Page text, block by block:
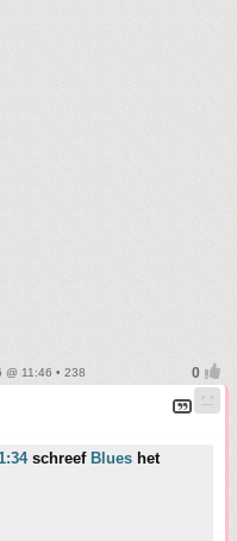
@ 11:46 • 238
schreef Blues het